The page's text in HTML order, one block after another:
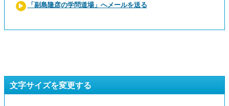
「副島隆彦の学問道場」へメールを送る
文字サイズを変更する